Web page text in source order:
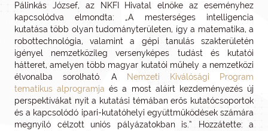
Pálinkás József, az NKFI Hivatal elnöke az eseményhez
kapcsolódva elmondta: „A mesterséges intelligencia
kutatása több olyan tudományterületen, így a matematika, a
robottechnológia, valamint a gépi tanulás szakterületén
igényel nemzetközileg versenyképes tudást és kutatói
hátteret, amelyen több magyar kutatói műhely a nemzetközi
élvonalba sorolható. A Nemzeti Kiválósági Program
tematikus alprogramja és a most aláírt kezdeményezés új
perspektívákat nyit a kutatási témában erős kutatócsoportok
és a kapcsolódó ipari-kutatóhelyi együttműködések számára
megnyíló célzott uniós pályázatokban is.” Hozzátette: a